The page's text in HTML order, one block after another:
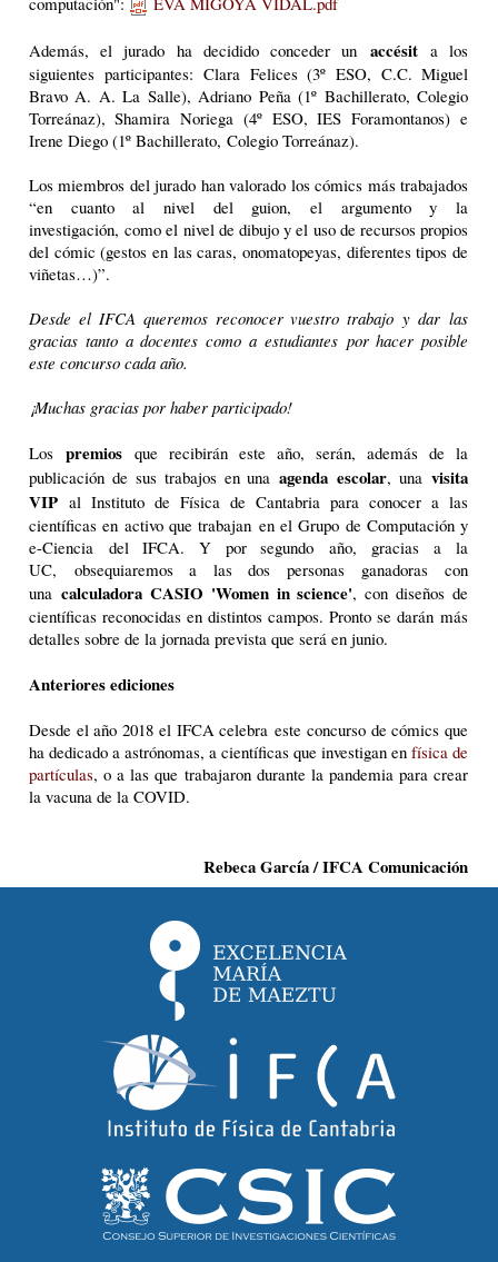
Además, el jurado ha decidido conceder un accésita los
siguientes participantes: Clara Felices (3º ESO, C.C. Miguel
Bravo A. A. La Salle), Adriano Peña (1º Bachillerato, Colegio
Torreánaz), Shamira Noriega (4º ESO, IES Foramontanos) e
Irene Diego (1º Bachillerato, Colegio Torreánaz).
Los miembros del jurado han valorado los cómics más trabajados
“en cuanto al nivel del guion, el argumento y la
investigación, como el nivel de dibujo y el uso de recursos propios
del cómic (gestos en las caras, onomatopeyas, diferentes tipos de
viñetas…)”.
Desde el IFCA queremos reconocer vuestro trabajo y dar las
gracias tanto a docentes como a estudiantes por hacer posible
este concurso cada año.
¡Muchas gracias por haber participado!
Los premiosque recibirán este año, serán, además de la
publicación de sus trabajos en unaagenda escolar, unavisita
VIPal Instituto de Física de Cantabria para conocer a las
científicas en activo que trabajan en el Grupo de Computación y
e-Ciencia del IFCA. Y por segundo año, gracias a la
UC, obsequiaremos a las dos personas ganadoras con
unacalculadora CASIO 'Women in science', con diseños de
científicas reconocidas en distintos campos. Pronto se darán más
detalles sobre de la jornada prevista que será en junio.
Anteriores ediciones
Desde el año 2018 el IFCA celebra este concurso de cómics que
ha dedicado a astrónomas, a científicas que investigan enfísica de
partículas, o a las que trabajaron durante la pandemia para crear
la vacuna de la COVID.
Rebeca García / IFCA Comunicación